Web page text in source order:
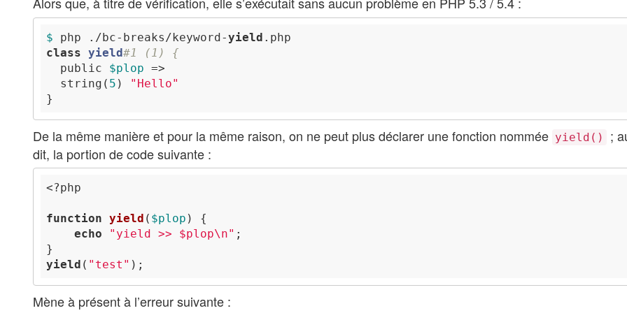
$ php ./bc-breaks/keyword-yield
class yield#1 (1) {
  public
$plop
  string(
5 )
"Hello"
De la même manière et pour la même raison, on ne peut plus déclarer une fonction nommée yield()
;
dit, la portion de code suivante :
<?php
function yield ( $plop )
echo
"yield >> $plop\n"
yield ( "test"
Mène à présent à l’erreur suivante :